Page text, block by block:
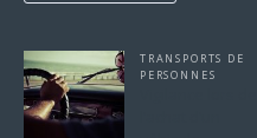
TRANSPORTS DE
PERSONNES